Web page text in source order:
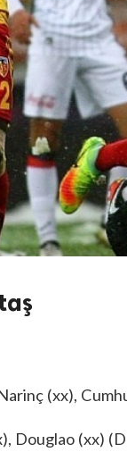
(xx),
Douglao (xx)